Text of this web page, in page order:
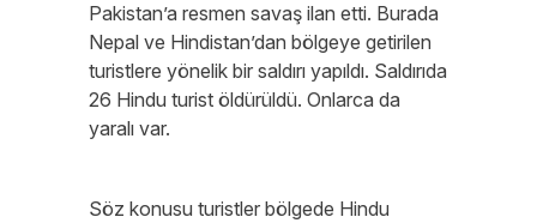
Pakistan’a resmen savaş ilan etti. Burada
Nepal ve Hindistan’dan bölgeye getirilen
turistlere yönelik bir saldırı yapıldı. Saldırıda
26 Hindu turist öldürüldü. Onlarca da
yaralı var.
Söz konusu turistler bölgede Hindu